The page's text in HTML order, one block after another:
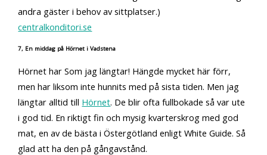
andra gäster i behov av sittplatser.)
centralkonditori.se
7, En middag på Hörnet i Vadstena
Hörnet har Som jag längtar! Hängde mycket här förr,
men har liksom inte hunnits med på sista tiden. Men jag
längtar alltid till Hörnet. De blir ofta fullbokade så var ute
i god tid. En riktigt fin och mysig kvarterskrog med god
mat, en av de bästa i Östergötland enligt White Guide. Så
glad att ha den på gångavstånd.